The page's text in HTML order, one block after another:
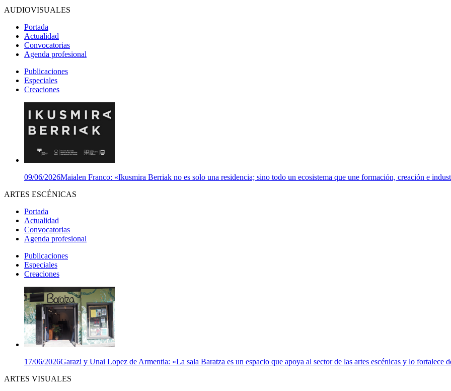
AUDIOVISUALES
Portada
Actualidad
Convocatorias
Agenda profesional
Publicaciones
Especiales
Creaciones
09/06/2026Maialen Franco: «Ikusmira Berriak no es solo una residencia; sino todo un ecosistema que une formación, creación e
ARTES ESCÉNICAS
Portada
Actualidad
Convocatorias
Agenda profesional
Publicaciones
Especiales
Creaciones
17/06/2026Garazi y Unai Lopez de Armentia: «La sala Baratza es un espacio que apoya al sector de las artes escénicas y lo fortalece
ARTES VISUALES